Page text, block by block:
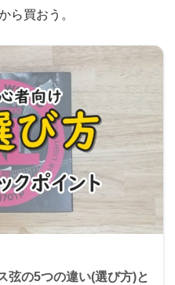
ら買おう。
弦の5つの違い(選び方)と